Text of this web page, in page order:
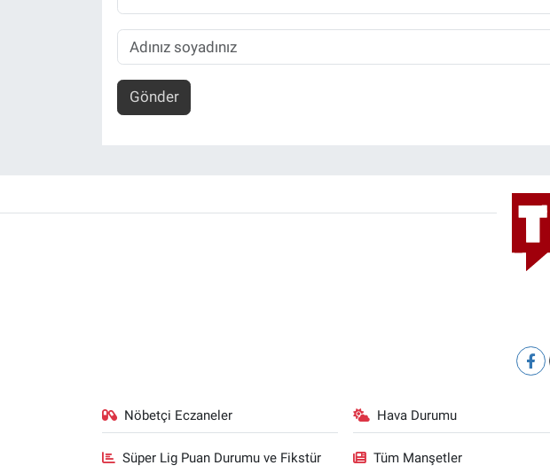
Gönder
Nöbetçi Eczaneler Hava Durumu
Süper Lig Puan Durumu ve Fikstür Tüm Manşetler